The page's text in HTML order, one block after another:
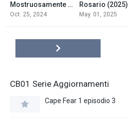
6.4Mostruosamente tuo (2024)
Oct. 25, 2024
Rosario (2025)
May. 01, 2025
CB01 Serie Aggiornamenti
Cape Fear 1 episodio 3